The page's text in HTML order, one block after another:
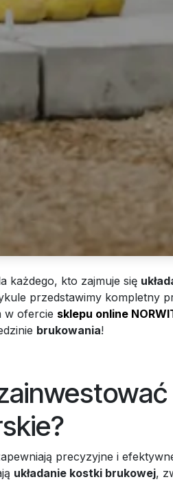
każdego, kto zajmuje się
przedstawimy kompletny
w ofercie sklepu online
brukowania!
precyzyjne i
układanie kostki brukowej,